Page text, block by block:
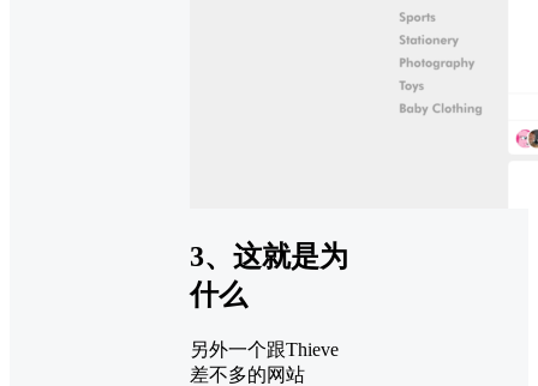
3、这就是为
什么
另外一个跟Thieve
差不多的网站